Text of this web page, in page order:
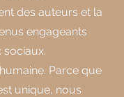
des auteurs et la
engageants
sociaux.
Parce que
unique, nous